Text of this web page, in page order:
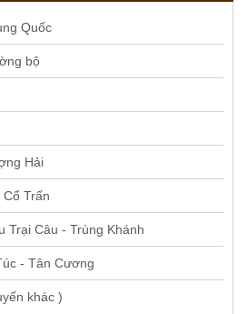
Quốc
bộ
Hải
Trấn
Trại Câu - Trùng Khánh
- Tân Cương
khác )